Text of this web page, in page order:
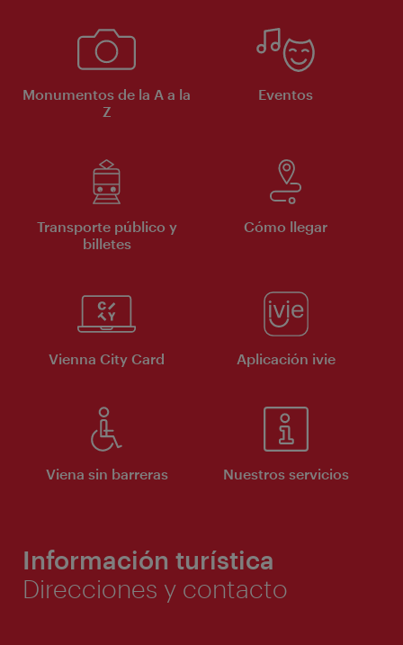
Monumentos de la A a la
Z
Eventos
Transporte público y
billetes
Cómo llegar
Vienna City Card Aplicación ivie
Viena sin barreras Nuestros servicios
Información turística
Direcciones y contacto